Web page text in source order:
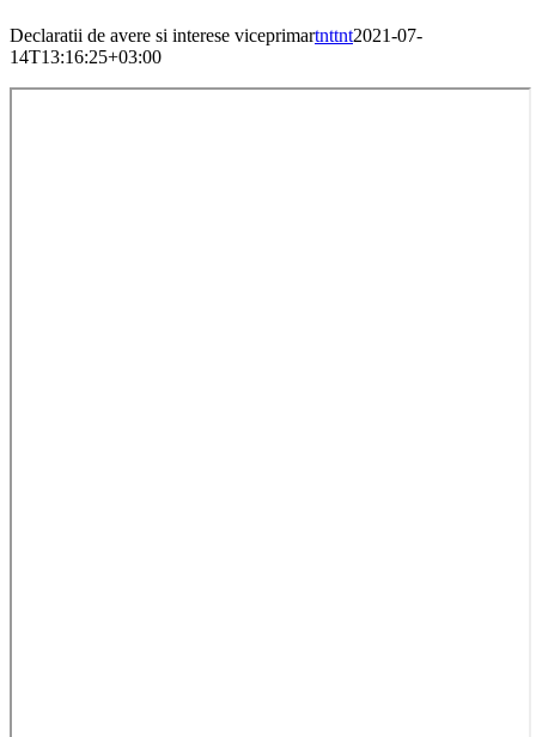
Declaratii de avere si interese viceprimartnttnt2021-07-
14T13:16:25+03:00